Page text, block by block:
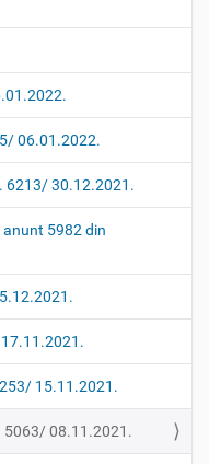
06.01.2022.
6213/ 30.12.2021.
5982 din
15.11.2021.
5063/ 08.11.2021.